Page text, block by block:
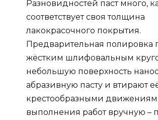
Разновидностей паст много,
соответствует своя толщина
лакокрасочного покрытия.
Предварительная полировка
жёстким шлифовальным
небольшую поверхность
абразивную пасту и втирают
крестообразными
выполнения работ вручную –